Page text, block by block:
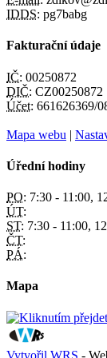
IDDS: pg7babg
Fakturační údaje
IČ: 00250872
DIČ: CZ00250872
Účet: 661626369/
Mapa webu |
Úřední hodiny
PO: 7:30 - 11:00,
ÚT:
ST: 7:30 - 11:00,
ČT:
PÁ:
Mapa
Vytvořil WRS -